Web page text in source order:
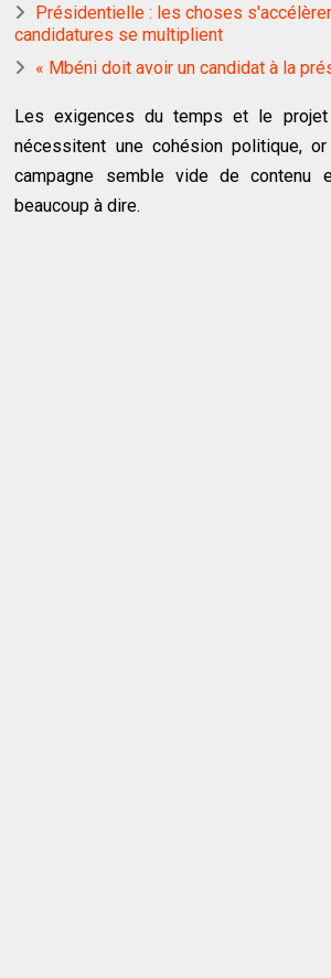
Présidentielle : les choses
candidatures se multiplient
« Mbéni doit avoir un candidat à la
Les exigences du temps et le
nécessitent une cohésion politique,
campagne semble vide de contenu
beaucoup à dire.